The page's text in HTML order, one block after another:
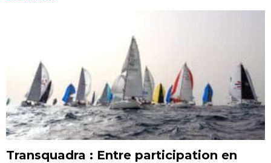
Transquadra : Entre participation en